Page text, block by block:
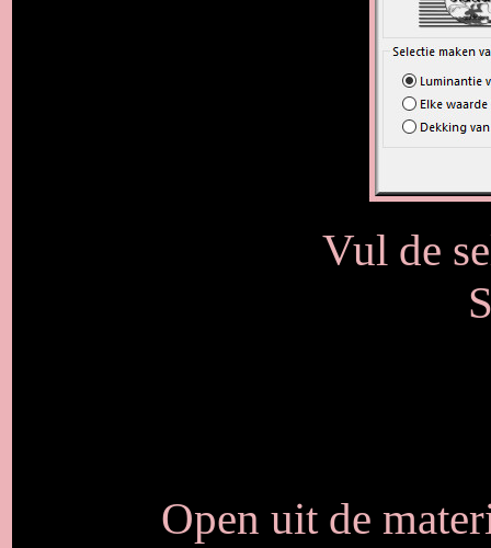
Vul de
Open uit de